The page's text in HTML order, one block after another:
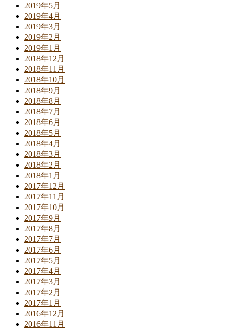
2019年5月
2019年4月
2019年3月
2019年2月
2019年1月
2018年12月
2018年11月
2018年10月
2018年9月
2018年8月
2018年7月
2018年6月
2018年5月
2018年4月
2018年3月
2018年2月
2018年1月
2017年12月
2017年11月
2017年10月
2017年9月
2017年8月
2017年7月
2017年6月
2017年5月
2017年4月
2017年3月
2017年2月
2017年1月
2016年12月
2016年11月